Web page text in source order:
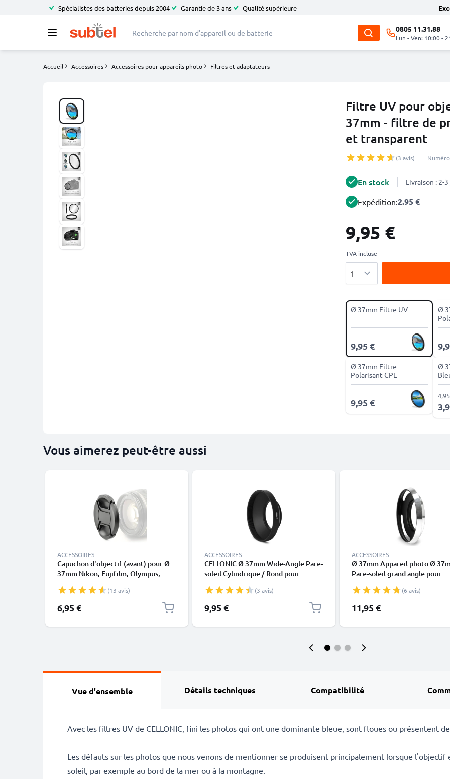
Spécialistes des batteries depuis 2004 Garantie de 3 ans Qualité supérieure
0805 11.31.88
Lun - Ven: 10:00 -
Accueil Accessoires Accessoires pour appareils photo Filtres et adaptateurs
Filtre UV pour
37mm - filtre de
et transparent
(3 avis)
En stock Livraison : 2-
Expédition:2.95 €
9,95 €
TVA incluse
Ø 37mm Filtre UV
9,95 €
Ø
Ø 37mm Filtre
Polarisant CPL
9,95 €
Ø
Vous aimerez peut-être aussi
ACCESSOIRES
Capuchon d'objectif (avant) pour Ø
37mm Nikon, Fujifilm, Olympus,
LFC37, LC-37), Snap-On: Pincement
central Couvercle Capot de
protection
(13 avis)
6,95 €
ACCESSOIRES
CELLONIC Ø 37mm Wide-Angle Pare-
soleil Cylindrique / Rond pour
(3 avis)
9,95 €
ACCESSOIRES
Ø 37mm Appareil photo Ø
Pare-soleil grand angle pour
Cylindrique / Rond Pare-soleil
CELLONIC
(6 avis)
11,95 €
Vue d'ensemble Détails techniques Compatibilité
Avec les filtres UV de CELLONIC, fini les photos qui ont une dominante bleue, sont floues ou présentent
Les défauts sur les photos que nous venons de mentionner se produisent principalement lorsque
soleil, par exemple au bord de la mer ou à la montagne.